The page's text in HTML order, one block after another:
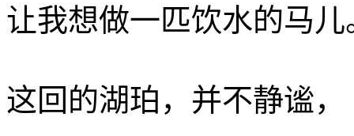
让我想做一匹饮水的马儿
这回的湖珀，并不静谧，